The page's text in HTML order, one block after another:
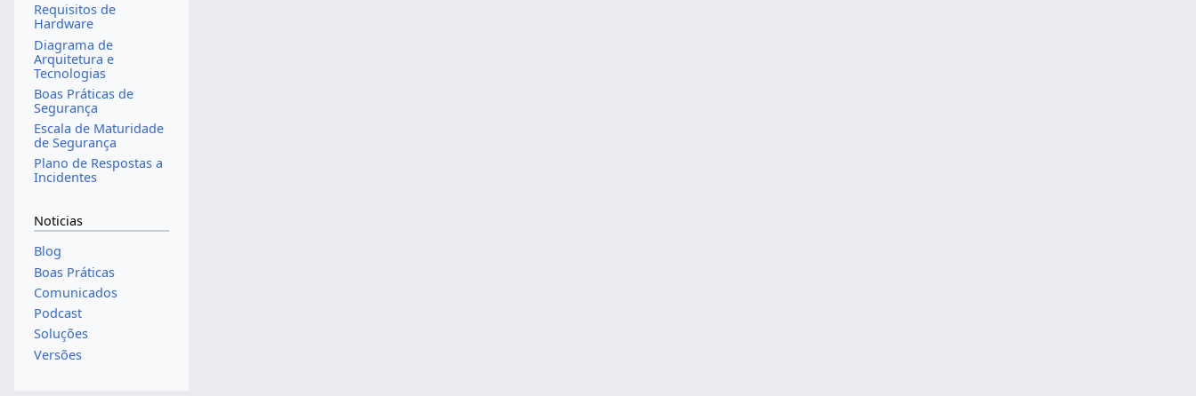
Requisitos de
Hardware
Diagrama de
Arquitetura e
Tecnologias
Boas Práticas de
Segurança
Escala de Maturidade
de Segurança
Plano de Respostas a
Incidentes
Noticias
Blog
Boas Práticas
Comunicados
Podcast
Soluções
Versões